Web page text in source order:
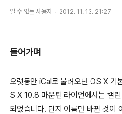
알 수 없는 사용자 2012. 11. 13. 21:27
들어가며
오랫동안 iCal로 불려오던 OS X 기
S X 10.8 마운틴 라이언에서는 캘
되었습니다. 단지 이름만 바뀐 것이